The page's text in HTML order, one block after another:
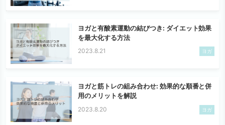
ヨガと有酸素運動の結びつき: ダイエット効果
を最大化する方法
2023.8.21 ヨガ
ヨガと筋トレの組み合わせ: 効果的な順番と併
用のメリットを解説
2023.8.20 ヨガ